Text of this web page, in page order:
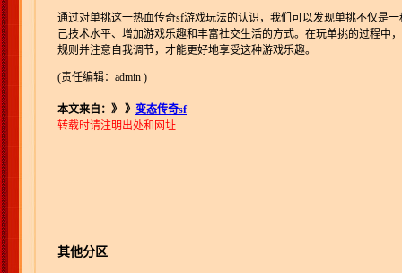
通过对单挑这一热血传奇sf游戏玩法的认识，我们可以发现单挑不仅是
己技术水平、增加游戏乐趣和丰富社交生活的方式。在玩单挑的过程中
规则并注意自我调节，才能更好地享受这种游戏乐趣。
(责任编辑：admin )
本文来自：》 》 变态传奇sf
转载时请注明出处和网址
其他分区